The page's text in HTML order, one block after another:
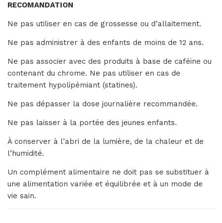
RECOMANDATION
Ne pas utiliser en cas de grossesse ou d’allaitement.
Ne pas administrer à des enfants de moins de 12 ans.
Ne pas associer avec des produits à base de caféine ou
contenant du chrome. Ne pas utiliser en cas de
traitement hypolipémiant (statines).
Ne pas dépasser la dose journalière recommandée.
Ne pas laisser à la portée des jeunes enfants.
À conserver à l’abri de la lumière, de la chaleur et de
l’humidité.
Un complément alimentaire ne doit pas se substituer à
une alimentation variée et équilibrée et à un mode de
vie sain.